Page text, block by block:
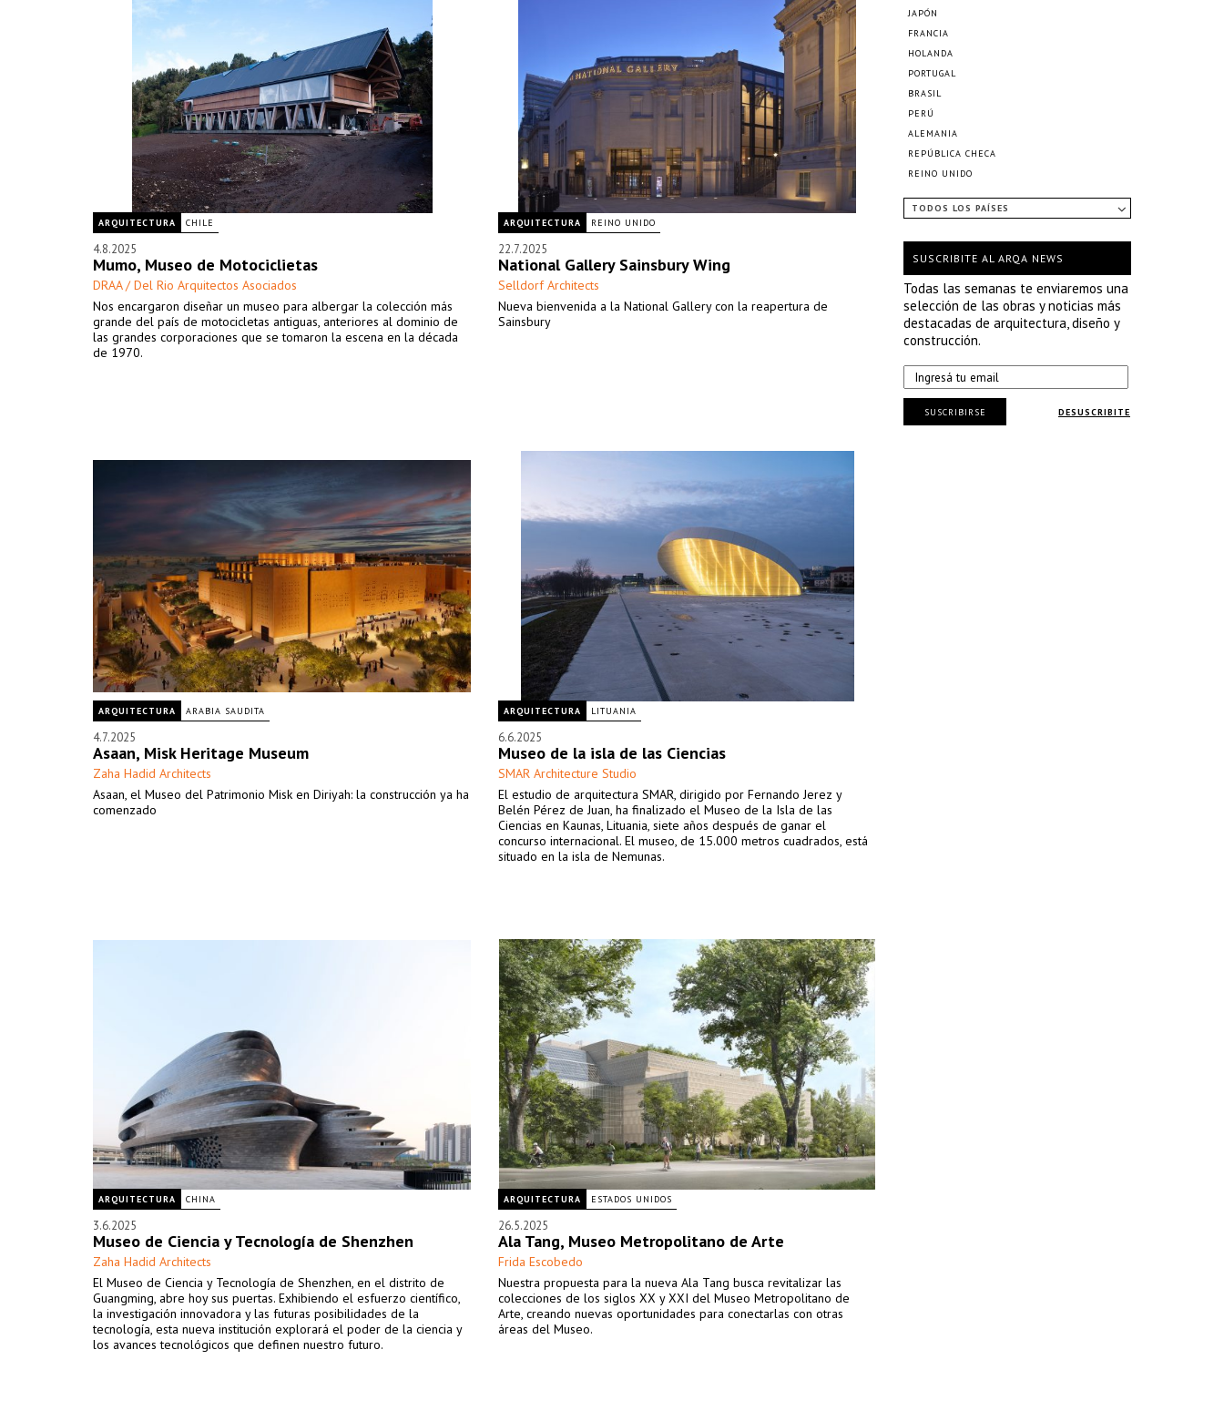
ARQUITECTURA CHILE
4.8.2025
Mumo, Museo de Motociclietas
DRAA / Del Rio Arquitectos Asociados
Nos encargaron diseñar un museo para albergar la colección más
grande del país de motocicletas antiguas, anteriores al dominio de
las grandes corporaciones que se tomaron la escena en la década
de 1970.
ARQUITECTURA REINO UNIDO
22.7.2025
National Gallery Sainsbury Wing
Selldorf Architects
Nueva bienvenida a la National Gallery con la reapertura de
Sainsbury
ARQUITECTURA ARABIA SAUDITA
4.7.2025
Asaan, Misk Heritage Museum
Zaha Hadid Architects
Asaan, el Museo del Patrimonio Misk en Diriyah: la construcción ya ha
comenzado
ARQUITECTURA LITUANIA
6.6.2025
Museo de la isla de las Ciencias
SMAR Architecture Studio
El estudio de arquitectura SMAR, dirigido por Fernando Jerez y
Belén Pérez de Juan, ha finalizado el Museo de la Isla de las
Ciencias en Kaunas, Lituania, siete años después de ganar el
concurso internacional. El museo, de 15.000 metros cuadrados, está
situado en la isla de Nemunas.
ARQUITECTURA CHINA
3.6.2025
Museo de Ciencia y Tecnología de Shenzhen
Zaha Hadid Architects
El Museo de Ciencia y Tecnología de Shenzhen, en el distrito de
Guangming, abre hoy sus puertas. Exhibiendo el esfuerzo científico,
la investigación innovadora y las futuras posibilidades de la
tecnología, esta nueva institución explorará el poder de la ciencia y
los avances tecnológicos que definen nuestro futuro.
ARQUITECTURA ESTADOS UNIDOS
26.5.2025
Ala Tang, Museo Metropolitano de Arte
Frida Escobedo
Nuestra propuesta para la nueva Ala Tang busca revitalizar las
colecciones de los siglos XX y XXI del Museo Metropolitano de
Arte, creando nuevas oportunidades para conectarlas con otras
áreas del Museo.
JAPÓN
FRANCIA
HOLANDA
PORTUGAL
BRASIL
PERÚ
ALEMANIA
REPÚBLICA CHECA
REINO UNIDO
TODOS LOS PAÍSES
SUSCRIBITE AL ARQA NEWS
Todas las semanas te enviaremos una
selección de las obras y noticias más
destacadas de arquitectura, diseño y
construcción.
DESUSCRIBITE
SUSCRIBIRSE